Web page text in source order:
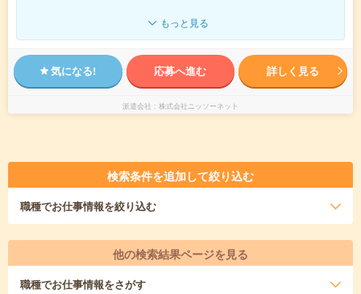
もっと見る
気になる! 応募へ進む 詳しく見る
派遣会社 株式会社ニッソーネット
検索条件を追加して絞り込む
職種でお仕事情報を絞り込む
他の検索結果ページを見る
職種でお仕事情報をさがす